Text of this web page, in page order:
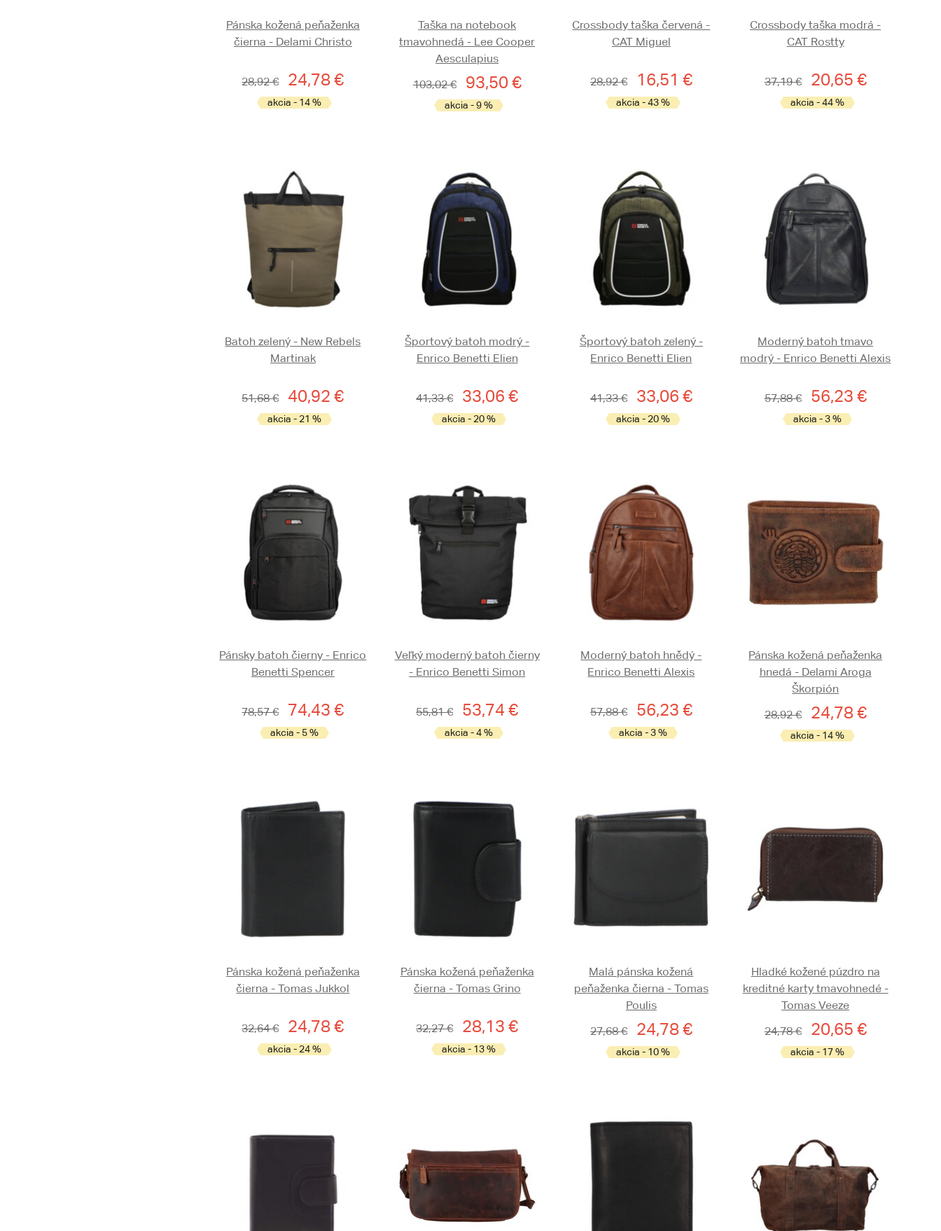
Pánska kožená peňaženka
čierna - Delami Christo
28,92 € 24,78 €
akcia - 14 %
Taška na notebook
tmavohnedá - Lee Cooper
Aesculapius
103,02 €
93,50 €
akcia - 9 %
Crossbody taška červená -
CAT Miguel
28,92 € 16,51 €
akcia - 43 %
Crossbody taška modrá -
CAT Rostty
37,19 € 20,65 €
akcia - 44 %
Batoh zelený - New Rebels
Martinak
51,68 € 40,92 €
akcia - 21 %
Športový batoh modrý -
Enrico Benetti Elien
41,33 € 33,06 €
akcia - 20 %
Športový batoh zelený -
Enrico Benetti Elien
41,33 € 33,06 €
akcia - 20 %
Moderný batoh tmavo
modrý - Enrico Benetti Alexis
57,88 € 56,23 €
akcia - 3 %
Pánsky batoh čierny - Enrico
Benetti Spencer
78,57 € 74,43 €
akcia - 5 %
Veľký moderný batoh čierny
- Enrico Benetti Simon
55,81 € 53,74 €
akcia - 4 %
Moderný batoh hnědý -
Enrico Benetti Alexis
57,88 € 56,23 €
akcia - 3 %
Pánska kožená peňaženka
hnedá - Delami Aroga
Škorpión
28,92 €
24,78 €
akcia - 14 %
Pánska kožená peňaženka
čierna - Tomas Jukkol
32,64 € 24,78 €
akcia - 24 %
Pánska kožená peňaženka
čierna - Tomas Grino
32,27 € 28,13 €
akcia - 13 %
Malá pánska kožená
peňaženka čierna - Tomas
Poulis
27,68 €
24,78 €
akcia - 10 %
Hladké kožené púzdro na
kreditné karty tmavohnedé -
Tomas Veeze
24,78 €
20,65 €
akcia - 17 %